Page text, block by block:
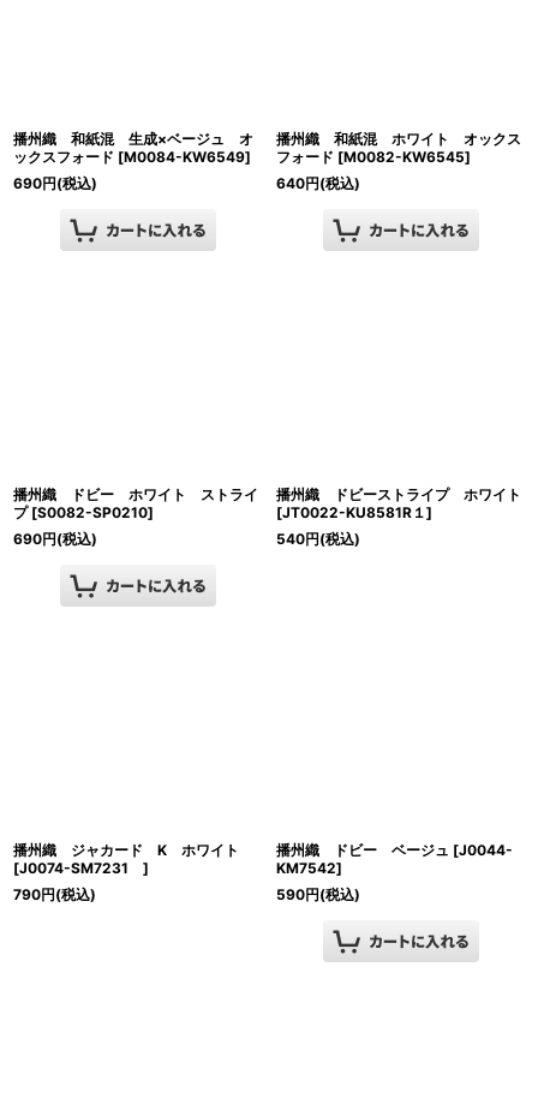
播州織 和紙混 生成×ベージュ オ
ックスフォード [M0084-KW6549]
690円(税込)
播州織 和紙混 ホワイト オックス
フォード [M0082-KW6545]
640円(税込)
播州織 ドビー ホワイト ストライ
プ [S0082-SP0210]
690円(税込)
播州織 ドビーストライプ ホワイト
[JT0022-KU8581R１ ]
540円(税込)
播州織 ジャカード K ホワイト
[J0074-SM7231 ]
790円(税込)
播州織 ドビー ベージュ [J0044-
KM7542]
590円(税込)